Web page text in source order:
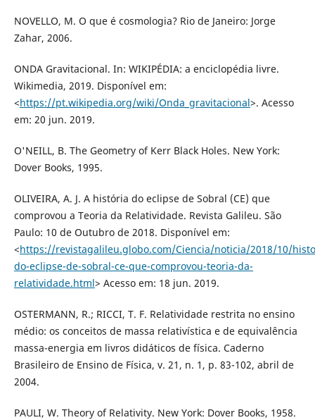
NOVELLO, M. O que é cosmologia? Rio de Janeiro: Jorge
Zahar, 2006.
ONDA Gravitacional. In: WIKIPÉDIA: a enciclopédia livre.
Wikimedia, 2019. Disponível em:
<https://pt.wikipedia.org/wiki/Onda_gravitacional>. Acesso
em: 20 jun. 2019.
O'NEILL, B. The Geometry of Kerr Black Holes. New York:
Dover Books, 1995.
OLIVEIRA, A. J. A história do eclipse de Sobral (CE) que
comprovou a Teoria da Relatividade. Revista Galileu. São
Paulo: 10 de Outubro de 2018. Disponível em:
<https://revistagalileu.globo.com/Ciencia/noticia/2018/10/
do-eclipse-de-sobral-ce-que-comprovou-teoria-da-
relatividade.html> Acesso em: 18 jun. 2019.
OSTERMANN, R.; RICCI, T. F. Relatividade restrita no ensino
médio: os conceitos de massa relativística e de equivalência
massa-energia em livros didáticos de física. Caderno
Brasileiro de Ensino de Física, v. 21, n. 1, p. 83-102, abril de
2004.
PAULI, W. Theory of Relativity. New York: Dover Books, 1958.